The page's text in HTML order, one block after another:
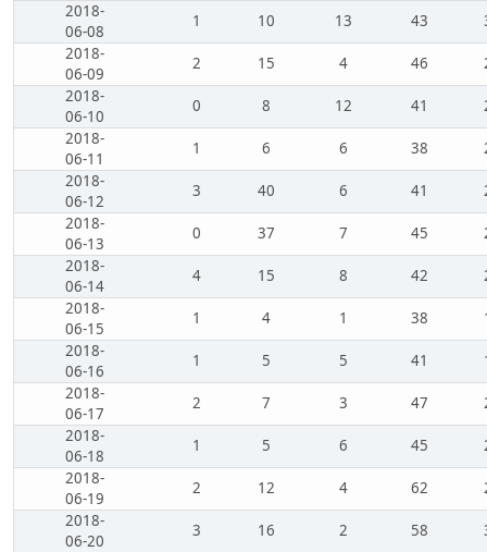
2018-
06-08
1 10 13 43
2018-
06-09
2 15 4 46
2018-
06-10
0 8 12 41
2018-
06-11
1 6 6 38
2018-
06-12
3 40 6 41
2018-
06-13
0 37 7 45
2018-
06-14
4 15 8 42
2018-
06-15
1 4 1 38
2018-
06-16
1 5 5 41
2018-
06-17
2 7 3 47
2018-
06-18
1 5 6 45
2018-
06-19
2 12 4 62
2018-
06-20
3 16 2 58